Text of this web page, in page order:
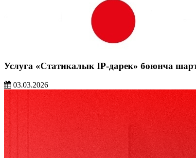
Услуга «Статикалык IP-дарек» боюнча
03.03.2026